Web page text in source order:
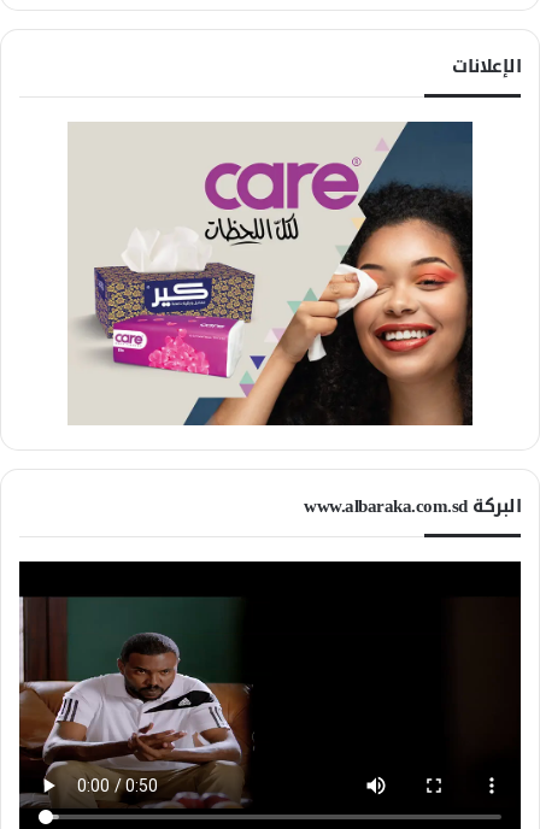
الإعلانات
البركة www.albaraka.com.sd